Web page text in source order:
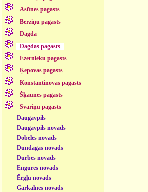
Asūnes pagasts
Bērziņu pagasts
Dagda
Dagdas pagasts
Ezernieku pagasts
Ķepovas pagasts
Konstantinovas pagasts
Šķaunes pagasts
Svariņu pagasts
Daugavpils
Daugavpils novads
Dobeles novads
Dundagas novads
Durbes novads
Engures novads
Ērgļu novads
Garkalnes novads